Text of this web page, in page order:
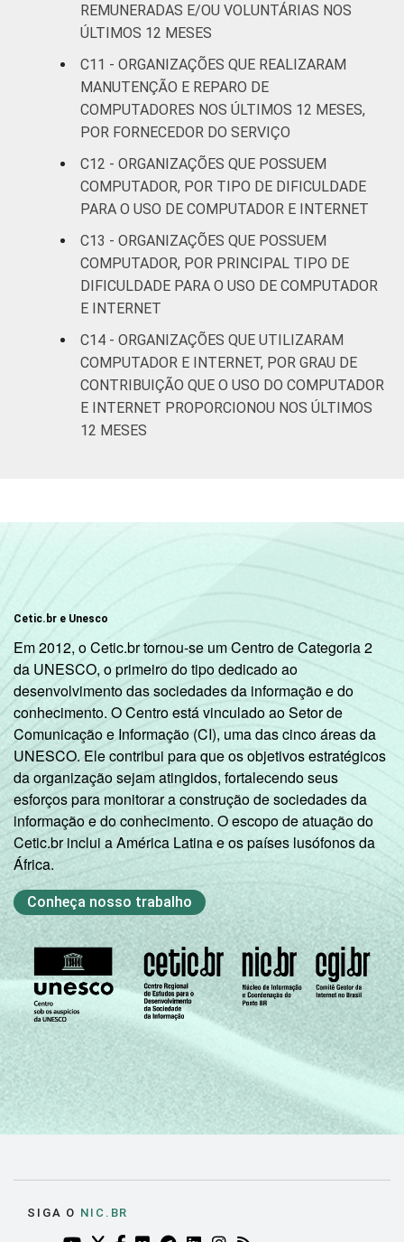
REMUNERADAS E/OU VOLUNTÁRIAS NOS
ÚLTIMOS 12 MESES
C11 - ORGANIZAÇÕES QUE REALIZARAM
MANUTENÇÃO E REPARO DE
COMPUTADORES NOS ÚLTIMOS 12 MESES,
POR FORNECEDOR DO SERVIÇO
C12 - ORGANIZAÇÕES QUE POSSUEM
COMPUTADOR, POR TIPO DE DIFICULDADE
PARA O USO DE COMPUTADOR E INTERNET
C13 - ORGANIZAÇÕES QUE POSSUEM
COMPUTADOR, POR PRINCIPAL TIPO DE
DIFICULDADE PARA O USO DE COMPUTADOR
E INTERNET
C14 - ORGANIZAÇÕES QUE UTILIZARAM
COMPUTADOR E INTERNET, POR GRAU DE
CONTRIBUIÇÃO QUE O USO DO COMPUTADOR
E INTERNET PROPORCIONOU NOS ÚLTIMOS
12 MESES
Cetic.br e Unesco
Em 2012, o Cetic.br tornou-se um Centro de Categoria 2
da UNESCO, o primeiro do tipo dedicado ao
desenvolvimento das sociedades da informação e do
conhecimento. O Centro está vinculado ao Setor de
Comunicação e Informação (CI), uma das cinco áreas da
UNESCO. Ele contribui para que os objetivos estratégicos
da organização sejam atingidos, fortalecendo seus
esforços para monitorar a construção de sociedades da
informação e do conhecimento. O escopo de atuação do
Cetic.br inclui a América Latina e os países lusófonos da
África.
Conheça nosso trabalho
SIGA O NIC.BR